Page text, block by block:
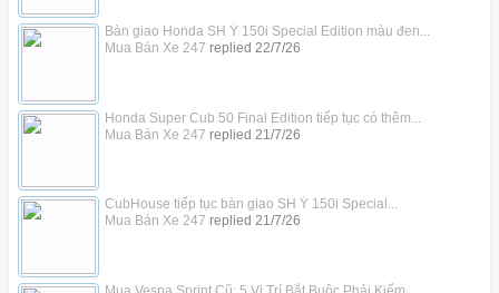
Bàn giao Honda SH Ý 150i Special Edition màu đen...
Mua Bán Xe 247 replied 22/7/26
Honda Super Cub 50 Final Edition tiếp tục có thêm...
Mua Bán Xe 247 replied 21/7/26
CubHouse tiếp tục bàn giao SH Ý 150i Special...
Mua Bán Xe 247 replied 21/7/26